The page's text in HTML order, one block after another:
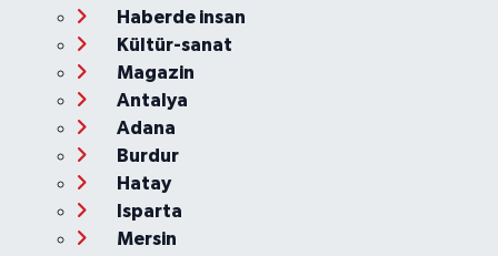
Haberde insan
Kültür-sanat
Magazin
Antalya
Adana
Burdur
Hatay
Isparta
Mersin